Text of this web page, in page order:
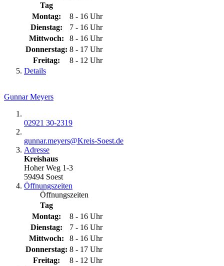
Tag
Montag:
8 - 16 Uhr
Dienstag:
7 - 16 Uhr
Mittwoch:
8 - 16 Uhr
Donnerstag: 8 - 17 Uhr
Freitag:
8 - 12 Uhr
Details
Gunnar Meyers
02921 30-2319
gunnar.meyers@​Kreis-Soest.de
Adresse
Kreishaus
Hoher Weg 1-3
59494 Soest
Öffnungszeiten
Öffnungszeiten
Tag
Montag:
8 - 16 Uhr
Dienstag:
7 - 16 Uhr
Mittwoch:
8 - 16 Uhr
Donnerstag: 8 - 17 Uhr
Freitag:
8 - 12 Uhr